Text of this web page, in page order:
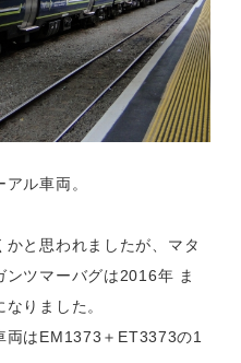
ル車両。
かと思われましたが、マタ
ンツマーバグは2016年 ま
りました。
両はEM1373＋ET3373の1